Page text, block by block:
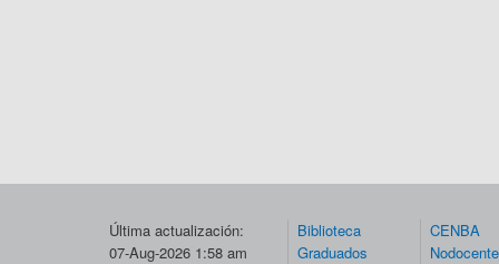
Última actualización:
07-Aug-2026 1:58 am
Biblioteca
Graduados
CENBA